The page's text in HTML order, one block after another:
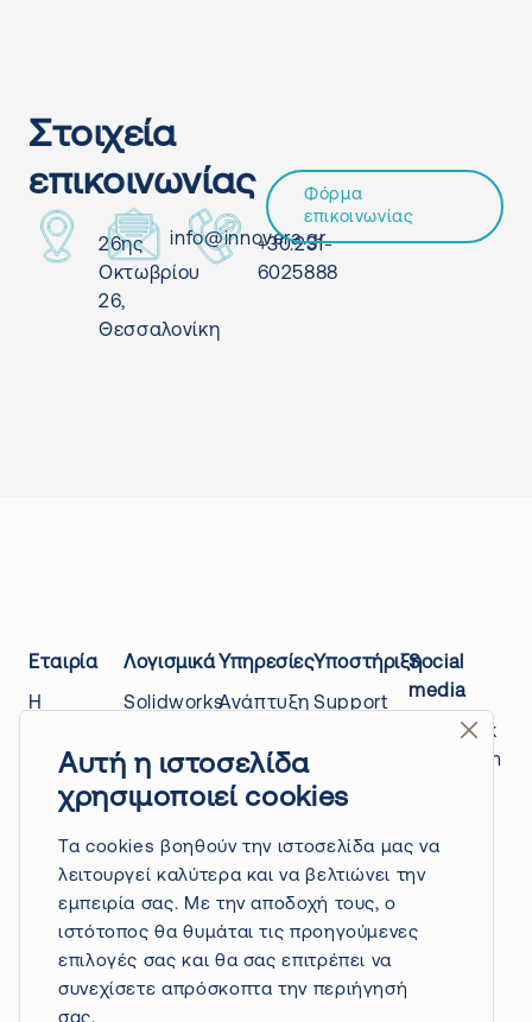
Αυτή η ιστοσελίδα
χρησιμοποιεί cookies
Τα cookies βοηθούν την ιστοσελίδα μας να
λειτουργεί καλύτερα και να βελτιώνει την
εμπειρία σας. Με την αποδοχή τους, ο
ιστότοπος θα θυμάται τις προηγούμενες
επιλογές σας και θα σας επιτρέπει να
συνεχίσετε απρόσκοπτα την περιήγησή
Στοιχεία
επικοινωνίας
26ης
Οκτωβρίου
26,
Θεσσαλονίκη
info@innovera.gr
+30.231-
6025888
Φόρμα
επικοινωνίας
Εταιρία
Η
μας
Επικοινωνία
Τρόποι
πληρωμής
αποστολής
Πολιτική
επιστροφών
Πολιτική
απορρήτου
Λογισμικά
Solidworks
Draftsight
Quicksurface
Power
surfacing
/ nPower
software
Driveworks
Solidworks
Electrical
Υπηρεσίες
Ανάπτυξη
3D
Scanning
Printing
Ανάπτυξη
εφαρμογών
API
Δημιουργία
CAD
Υποστήριξη
Support
platform
Social
media
Facebook
Instagram